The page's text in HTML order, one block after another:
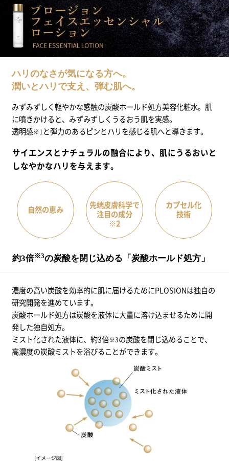
ハリのなさが気になる方へ。
潤いとハリで支え、弾む肌へ。
みずみずしく軽やかな感触の炭酸ホールド処方美容化粧水。肌
に噴きかけると、みずみずしくうるおう肌を実感。
透明感※1 と弾力のあるピンとハリを感じる肌へと導きます。
サイエンスとナチュラルの融合により、肌にうるおいと
しなやかなハリを与えます。
自然の恵み
先端皮膚科学で
注目の成分
※2
カプセル化
技術
約3倍※3の炭酸を閉じ込める「炭酸ホールド処方」
濃度の高い炭酸を効率的に肌に届けるためにPLOSIONは独自の
研究開発を進めています。
炭酸ホールド処方は炭酸を液体に大量に溶け込ませるために開
発した独自処方。
ミスト化された液体に、約3倍※3の炭酸を閉じ込めることで、
高濃度の炭酸ミストを浴びることができます。